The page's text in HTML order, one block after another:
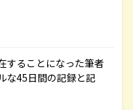
することになった筆者
な45日間の記録と記